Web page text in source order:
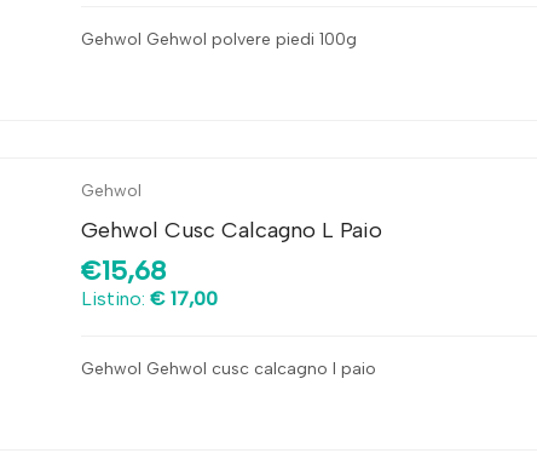
Gehwol Gehwol polvere piedi 100g
Gehwol
Gehwol Cusc Calcagno L Paio
€15,68
Listino: € 17,00
Gehwol Gehwol cusc calcagno l paio